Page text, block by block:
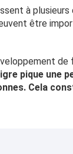
à
être
pique une
Cela